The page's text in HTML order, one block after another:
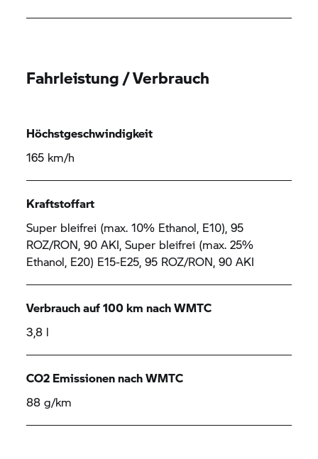
Fahrleistung / Verbrauch
Höchstgeschwindigkeit
165 km/h
Kraftstoffart
Super bleifrei (max. 10% Ethanol, E10), 95
ROZ/RON, 90 AKI, Super bleifrei (max. 25%
Ethanol, E20) E15-E25, 95 ROZ/RON, 90 AKI
Verbrauch auf 100 km nach WMTC
3,8 l
CO2 Emissionen nach WMTC
88 g/km